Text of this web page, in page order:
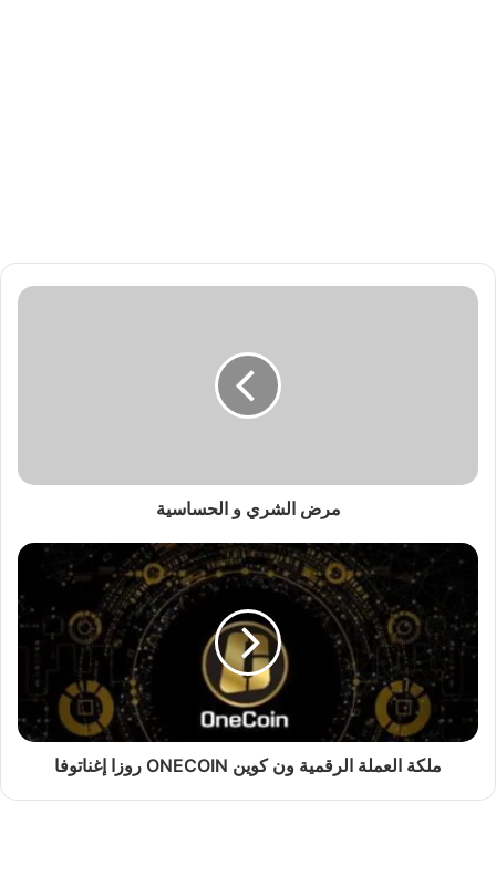
مرض الشري و الحساسية
ملكة العملة الرقمية ون كوين ONECOIN روزا إغناتوفا